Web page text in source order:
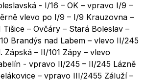
- I/16 – OK – vpravo I/9 –
vlevo po I/9 – I/9 Krauzovna –
Tišice – Ovčáry – Stará Boleslav –
Brandýs nad Labem – vlevo II/245
Zápská – II/101 Zápy – vlevo
- vpravo II/245 – II/245 Lázně
– vpravo III/2455 Záluží –